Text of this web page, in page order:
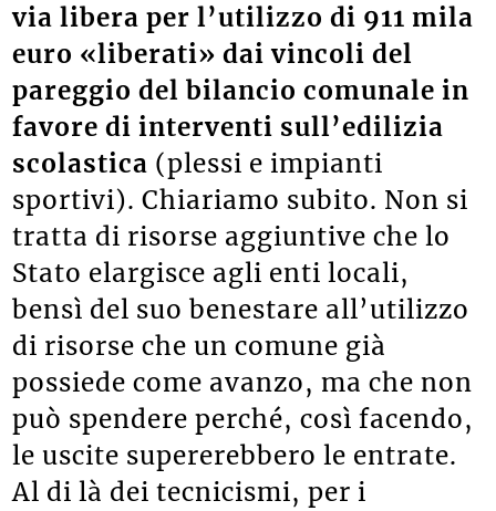
via libera per l’utilizzo di 911 mila
euro «liberati» dai vincoli del
pareggio del bilancio comunale in
favore di interventi sull’edilizia
scolastica (plessi e impianti
sportivi). Chiariamo subito. Non si
tratta di risorse aggiuntive che lo
Stato elargisce agli enti locali,
bensì del suo benestare all’utilizzo
di risorse che un comune già
possiede come avanzo, ma che non
può spendere perché, così facendo,
le uscite supererebbero le entrate.
Al di là dei tecnicismi, per i